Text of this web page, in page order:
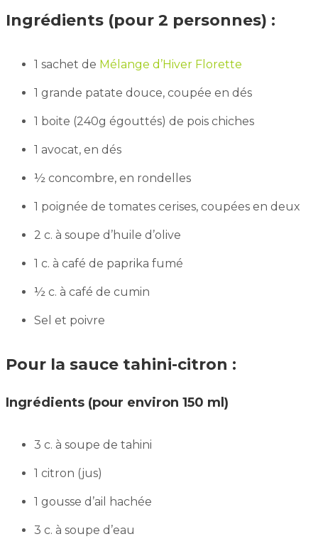
Ingrédients (pour 2 personnes) :
1 sachet de Mélange d’Hiver Florette
1 grande patate douce, coupée en dés
1 boite (240g égouttés) de pois chiches
1 avocat, en dés
½ concombre, en rondelles
1 poignée de tomates cerises, coupées en deux
2 c. à soupe d’huile d’olive
1 c. à café de paprika fumé
½ c. à café de cumin
Sel et poivre
Pour la sauce tahini-citron :
Ingrédients (pour environ 150 ml)
3 c. à soupe de tahini
1 citron (jus)
1 gousse d’ail hachée
3 c. à soupe d’eau